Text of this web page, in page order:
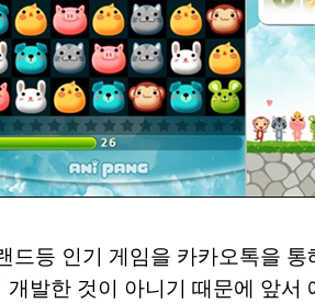
등 인기 게임을 카카오톡을
발한 것이 아니기 때문에 앞